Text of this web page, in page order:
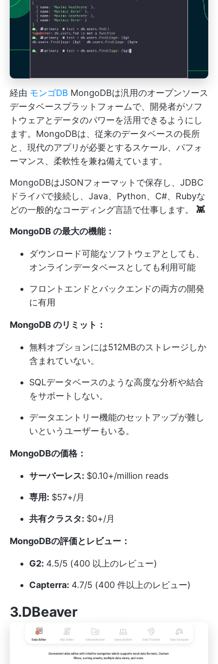
経由 モンゴDB MongoDBは汎用のオープンソース
データベースプラットフォームで、開発者がソフ
トウェアとデータのパワーを活用できるようにし
ます。MongoDBは、従来のデータベースの長所
と、現代のアプリが必要とするスケール、パフォ
ーマンス、柔軟性を兼ね備えています。
MongoDBはJSONフォーマットで保存し、JDBC
ドライバで接続し、Java、Python、C#、Rubyな
どの一般的なコーディング言語で仕事します。 👾
MongoDB の最大の機能：
ダウンロード可能なソフトウェアとしても、
オンラインデータベースとしても利用可能
フロントエンドとバックエンドの両方の開発
に有用
MongoDB のリミット：
無料オプションには512MBのストレージしか
含まれていない。
SQLデータベースのような高度な分析や結合
をサポートしない。
データエントリー機能のセットアップが難し
いというユーザーもいる。
MongoDBの価格：
サーバーレス: $0.10+/million reads
専用: $57+/月
共有クラスタ: $0+/月
MongoDBの評価とレビュー：
G2: 4.5/5 (400 以上のレビュー)
Capterra: 4.7/5 (400 件以上のレビュー)
3.DBeaver